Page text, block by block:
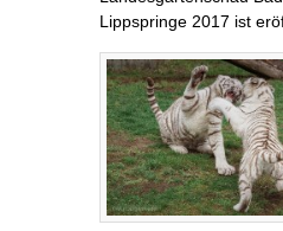
Lippspringe 2017 ist